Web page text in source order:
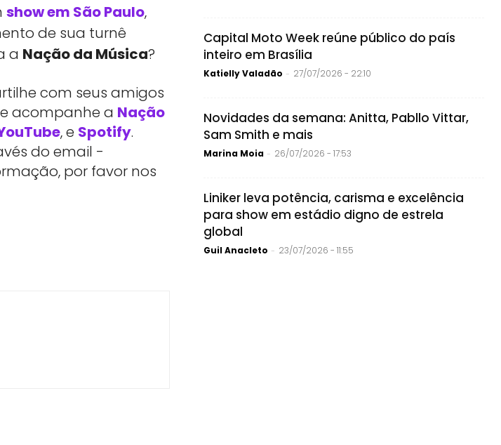
show em São Paulo,
de sua turnê
a Nação da Música?
com seus amigos
acompanhe a Nação
, e Spotify.
do email -
por favor nos
Capital Moto Week reúne público do país
inteiro em Brasília
Katielly Valadão - 27/07/2026 - 22:10
Novidades da semana: Anitta, Pabllo Vittar,
Sam Smith e mais
Marina Moia - 26/07/2026 - 17:53
Liniker leva potência, carisma e excelência
para show em estádio digno de estrela
global
Guil Anacleto - 23/07/2026 - 11:55